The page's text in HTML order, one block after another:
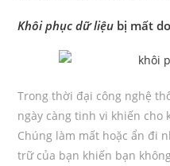
Khôi phục dữ liệu bị mất
Trong thời đại công nghệ
ngày càng tinh vi khiến
Chúng làm mất hoặc ẩn đi
trữ của bạn khiến bạn